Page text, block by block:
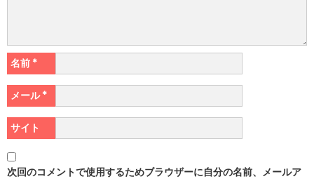
名前 *
メール*
サイト
次回のコメントで使用するためブラウザーに自分の名前、メールア